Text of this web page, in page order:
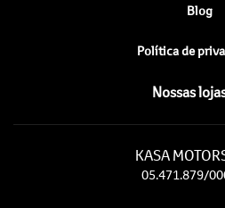
Blog
Política de
Nossas
KASA
05.471.879/